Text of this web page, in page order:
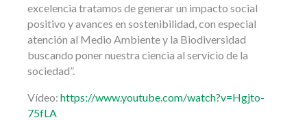
excelencia tratamos de generar un impacto social
positivo y avances en sostenibilidad, con especial
atención al Medio Ambiente y la Biodiversidad
buscando poner nuestra ciencia al servicio de la
sociedad”.
Vídeo: https://www.youtube.com/watch?v=Hgjto-
75fLA